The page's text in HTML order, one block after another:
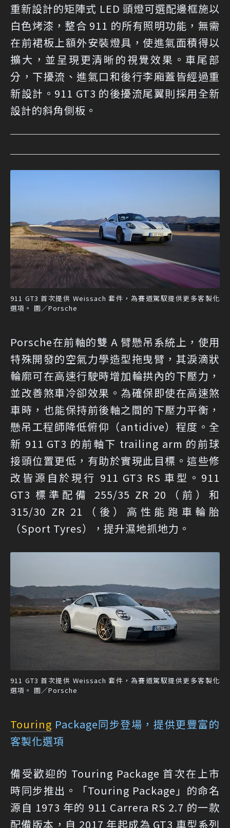
重新設計的矩陣式 LED 頭燈可選配邊框施以
白色烤漆，整合 911 的所有照明功能，無需
在前裙板上額外安裝燈具，使進氣面積得以
擴大，並呈現更清晰的視覺效果。車尾部
分，下擾流、進氣口和後行李廂蓋皆經過重
新設計。911 GT3 的後擾流尾翼則採用全新
設計的斜角側板。
911 GT3 首次提供 Weissach 套件，為賽道駕馭提供更多客製化
選項。 圖／Porsche
Porsche在前軸的雙 A 臂懸吊系統上，使用
特殊開發的空氣力學造型拖曳臂，其淚滴狀
輪廓可在高速行駛時增加輪拱內的下壓力，
並改善煞車冷卻效果。為確保即使在高速煞
車時，也能保持前後軸之間的下壓力平衡，
懸吊工程師降低俯仰（antidive）程度。全
新 911 GT3 的前軸下 trailing arm 的前球
接頭位置更低，有助於實現此目標。這些修
改皆源自於現行 911 GT3 RS 車型。911
GT3 標準配備 255/35 ZR 20（前）和
315/30 ZR 21（後）高性能跑車輪胎
（Sport Tyres），提升濕地抓地力。
911 GT3 首次提供 Weissach 套件，為賽道駕馭提供更多客製化
選項。 圖／Porsche
Touring Package同步登場，提供更豐富的
客製化選項
備受歡迎的 Touring Package 首次在上市
時同步推出。「Touring Package」的命名
源自 1973 年的 911 Carrera RS 2.7 的一款
配備版本，自 2017 年起成為 GT3 車型系列